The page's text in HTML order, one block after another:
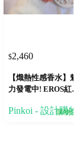
$2,460
【熾熱性感香水】魅
力發電中! EROS紅色
Pinkoi - 設計購物
購物賺